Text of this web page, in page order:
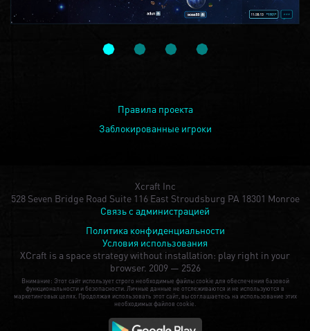
Правила проекта
Заблокированные игроки
Xcraft Inc
528 Seven Bridge Road Suite 116 East Stroudsburg PA 18301 Monroe
Связь с администрацией
Политика конфиденциальности
Условия использования
XCraft is a space strategy without installation: play right in your
browser. 2009 — 2526
Внимание: Этот сайт использует строго необходимые файлы cookie для обеспечения базовой
функциональности и безопасности. Личные данные не отслеживаются и не используются в
маркетинговых целях. Продолжая использовать этот сайт, вы соглашаетесь на использование этих
необходимых файлов cookie.